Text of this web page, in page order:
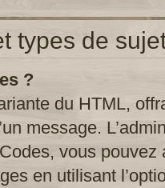
types de
?
du HTML,
message.
vous
en utilisant